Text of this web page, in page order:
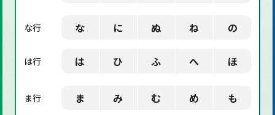
な行 な に ぬ ね の
は行 は ひ ふ へ ほ
ま行 ま み む め も